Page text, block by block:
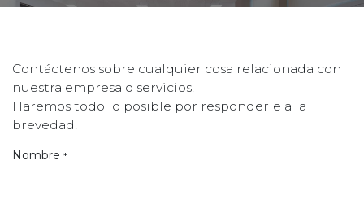
Contáctenos sobre cualquier cosa relacionada con
nuestra empresa o servicios.
Haremos todo lo posible por responderle a la
brevedad.
Nombre *